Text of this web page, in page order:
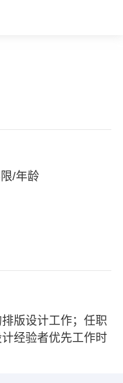
/年龄
版设计工作；任职
经验者优先工作时